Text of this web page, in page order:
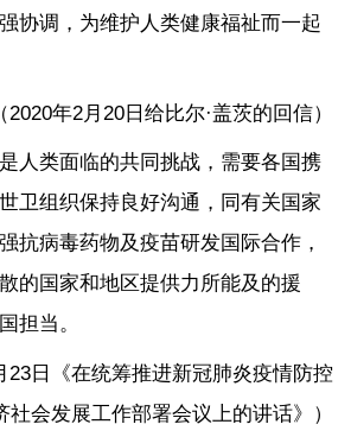
协调，为维护人类健康福祉而一起
（2020年2月20日给比尔·盖茨的回信）
人类面临的共同挑战，需要各国携
卫组织保持良好沟通，同有关国家
抗病毒药物及疫苗研发国际合作，
的国家和地区提供力所能及的援
担当。
23日《在统筹推进新冠肺炎疫情防控
社会发展工作部署会议上的讲话》）